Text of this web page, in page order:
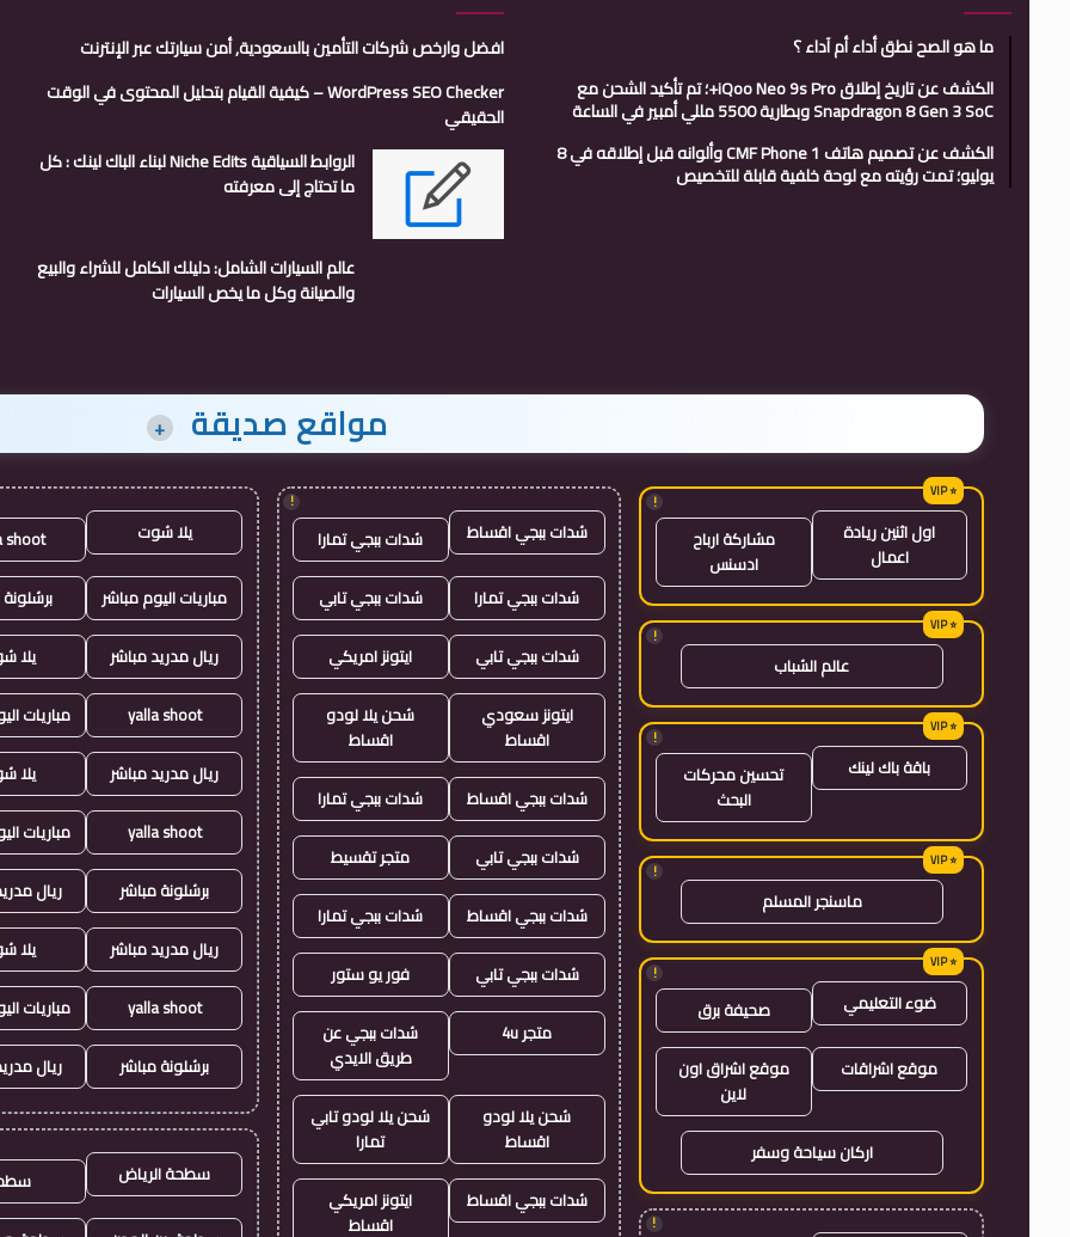
ما هو الصح نطق أداء أم آداء ؟
الكشف عن تاريخ إطلاق iQoo Neo 9s Pro+؛ تم تأكيد الشحن مع
Snapdragon 8 Gen 3 SoC وبطارية 5500 مللي أمبير في الساعة
الكشف عن تصميم هاتف CMF Phone 1 وألوانه قبل إطلاقه في 8
يوليو؛ تمت رؤيته مع لوحة خلفية قابلة للتخصيص
افضل وارخص شركات التأمين بالسعودية, أمن سيارتك عبر الإنترنت
WordPress SEO Checker – كيفية القيام بتحليل المحتوى في الوقت
الحقيقي
الروابط السياقية Niche Edits لبناء الباك لينك : كل
ما تحتاج إلى معرفته
عالم السيارات الشامل: دليلك الكامل للشراء والبيع
والصيانة وكل ما يخص السيارات
مواقع صديقة +
!
اول اثنين ريادة
اعمال
مشاركة ارباح
ادسنس
!
عالم الشباب
!
باقة باك لينك
تحسين محركات
البحث
!
ماسنجر المسلم
!
ضوء التعليمي صحيفة برق
موقع اشراقات
موقع اشراق اون
لاين
اركان سياحة وسفر
!
!
شدات ببجي اقساط شدات ببجي تمارا
شدات ببجي تمارا شدات ببجي تابي
شدات ببجي تابي ايتونز امريكي
ايتونز سعودي
اقساط
شحن يلا لودو
اقساط
شدات ببجي اقساط شدات ببجي تمارا
شدات ببجي تابي متجر تقسيط
شدات ببجي اقساط شدات ببجي تمارا
شدات ببجي تابي فور يو ستور
متجر 4u
شدات ببجي عن
طريق الايدي
شحن يلا لودو
اقساط
شحن يلا لودو تابي
تمارا
شدات ببجي اقساط
ايتونز امريكي
اقساط
يلا شوت shoot
مباريات اليوم مباشر
ريال مدريد مباشر يلا
yalla shoot مباريات
ريال مدريد مباشر يلا
yalla shoot مباريات
برشلونة مباشر ريال
ريال مدريد مباشر يلا
yalla shoot مباريات
برشلونة مباشر ريال
سطحة الرياض